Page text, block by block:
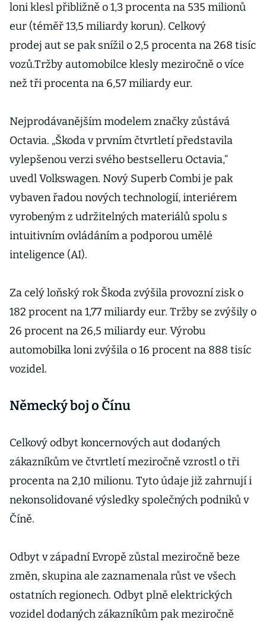
loni klesl přibližně o 1,3 procenta na 535 milionů
eur (téměř 13,5 miliardy korun). Celkový
prodej aut se pak snížil o 2,5 procenta na 268 tisíc
vozů.Tržby automobilce klesly meziročně o více
než tři procenta na 6,57 miliardy eur.
Nejprodávanějším modelem značky zůstává
Octavia. „Škoda v prvním čtvrtletí představila
vylepšenou verzi svého bestselleru Octavia,“
uvedl Volkswagen. Nový Superb Combi je pak
vybaven řadou nových technologií, interiérem
vyrobeným z udržitelných materiálů spolu s
intuitivním ovládáním a podporou umělé
inteligence (AI).
Za celý loňský rok Škoda zvýšila provozní zisk o
182 procent na 1,77 miliardy eur. Tržby se zvýšily o
26 procent na 26,5 miliardy eur. Výrobu
automobilka loni zvýšila o 16 procent na 888 tisíc
vozidel.
Německý boj o Čínu
Celkový odbyt koncernových aut dodaných
zákazníkům ve čtvrtletí meziročně vzrostl o tři
procenta na 2,10 milionu. Tyto údaje již zahrnují i
nekonsolidované výsledky společných podniků v
Číně.
Odbyt v západní Evropě zůstal meziročně beze
změn, skupina ale zaznamenala růst ve všech
ostatních regionech. Odbyt plně elektrických
vozidel dodaných zákazníkům pak meziročně